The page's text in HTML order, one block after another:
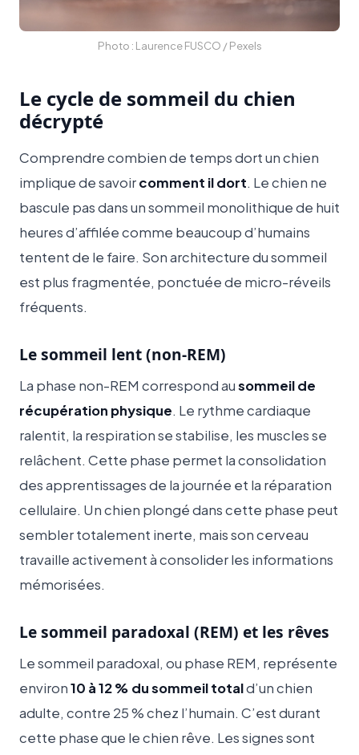
Photo : Laurence FUSCO / Pexels
Le cycle de sommeil du chien
décrypté
Comprendre combien de temps dort un chien
implique de savoircomment il dort. Le chien ne
bascule pas dans un sommeil monolithique de huit
heures d’affilée comme beaucoup d’humains
tentent de le faire. Son architecture du sommeil
est plus fragmentée, ponctuée de micro-réveils
fréquents.
Le sommeil lent (non-REM)
La phase non-REM correspond ausommeil de
récupération physique. Le rythme cardiaque
ralentit, la respiration se stabilise, les muscles se
relâchent. Cette phase permet la consolidation
des apprentissages de la journée et la réparation
cellulaire. Un chien plongé dans cette phase peut
sembler totalement inerte, mais son cerveau
travaille activement à consolider les informations
mémorisées.
Le sommeil paradoxal (REM) et les rêves
Le sommeil paradoxal, ou phase REM, représente
environ10 à 12 % du sommeil totald’un chien
adulte, contre 25 % chez l’humain. C’est durant
cette phase que le chien rêve. Les signes sont